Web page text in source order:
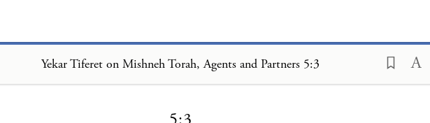
Yekar Tiferet on Mishneh Torah, Agents and Partners 5:3